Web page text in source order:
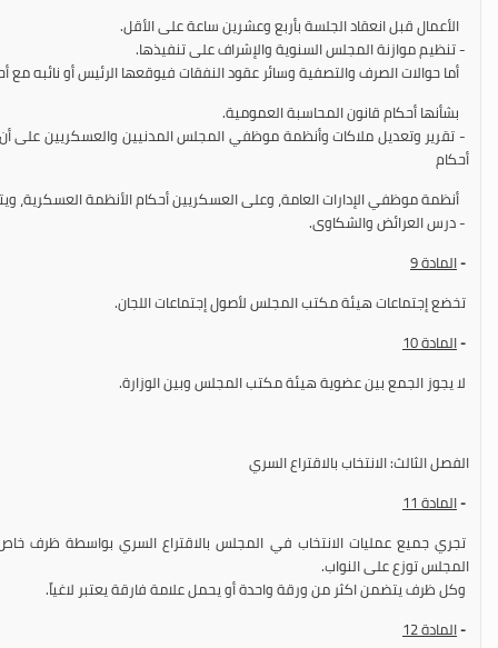
الأعمال قبل انعقاد الجلسة بأربع وعشرين ساعة على الأقل.
- تنظيم موازنة المجلس السنوية والإشراف على تنفيذها.
أما حوالات الصرف والتصفية وسائر عقود النفقات فيوقعها الرئيس أو نائبه
بشأنها أحكام قانون المحاسبة العمومية.
- تقرير وتعديل ملاكات وأنظمة موظفي المجلس المدنيين والعسكريين
أحكام
أنظمة موظفي الإدارات العامة، وعلى العسكريين أحكام الأنظمة العسكرية،
- درس العرائض والشكاوى.
-المادة
تخضع إجتماعات هيئة مكتب المجلس لأصول إجتماعات اللجان.
-المادة
لا يجوز الجمع بين عضوية هيئة مكتب المجلس وبين الوزارة.
الفصل الثالث: الانتخاب بالاقتراع السري
-المادة
تجري جميع عمليات الانتخاب في المجلس بالاقتراع السري بواسطة ظرف
المجلس توزع على النواب.
وكل ظرف يتضمن اكثر من ورقة واحدة أو يحمل علامة فارقة يعتبر لاغياً.
-المادة